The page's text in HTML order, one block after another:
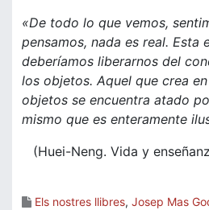
«De todo lo que vemos,
pensamos, nada es real. Esta
deberíamos liberarnos del
los objetos. Aquel que crea
objetos se encuentra atado
mismo que es enteramente
(Huei-Neng. Vida y
Els nostres llibres, Josep Mas